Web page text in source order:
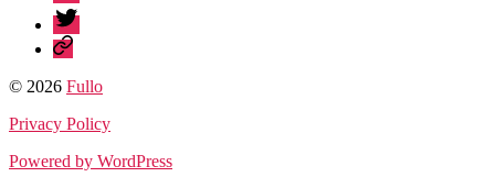
twitter
sessionize
© 2026 Fullo
Privacy Policy
Powered by WordPress